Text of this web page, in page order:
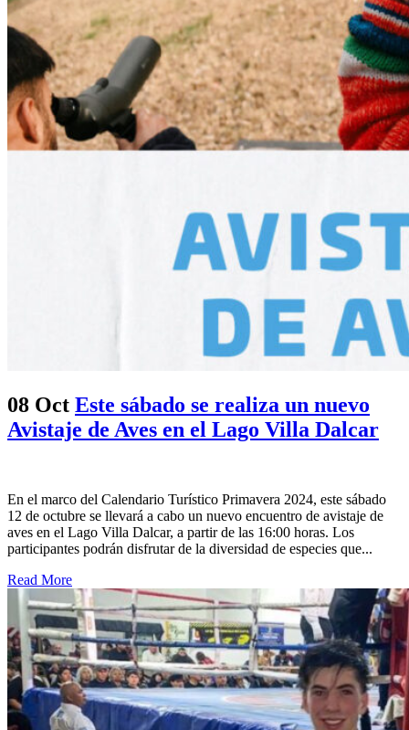
08 Oct Este sábado se realiza un nuevo
Avistaje de Aves en el Lago Villa Dalcar
En el marco del Calendario Turístico Primavera 2024, este sábado
12 de octubre se llevará a cabo un nuevo encuentro de avistaje de
aves en el Lago Villa Dalcar, a partir de las 16:00 horas. Los
participantes podrán disfrutar de la diversidad de especies que...
Read More